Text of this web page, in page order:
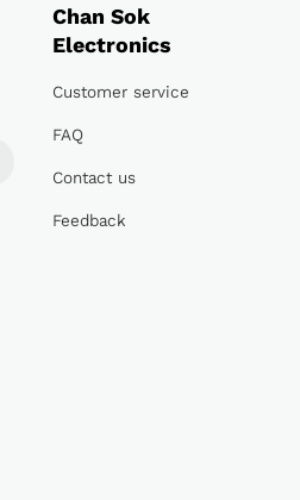
Chan Sok
Electronics
Customer service
FAQ
Contact us
Feedback